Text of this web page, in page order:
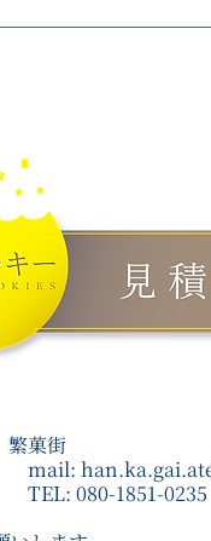
繁菓街
mail:
TEL: 080-1851-0235